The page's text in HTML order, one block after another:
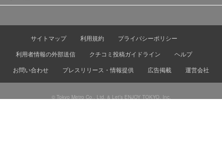
サイトマップ 利用規約
プライバシーポリシー
利用者情報の外部送信
クチコミ投稿ガイドライン
ヘルプ
お問い合わせ
プレスリリース・情報提供 広告掲載 運営会社
© Tokyo Metro Co., Ltd. & Let’s ENJOY TOKYO, Inc.